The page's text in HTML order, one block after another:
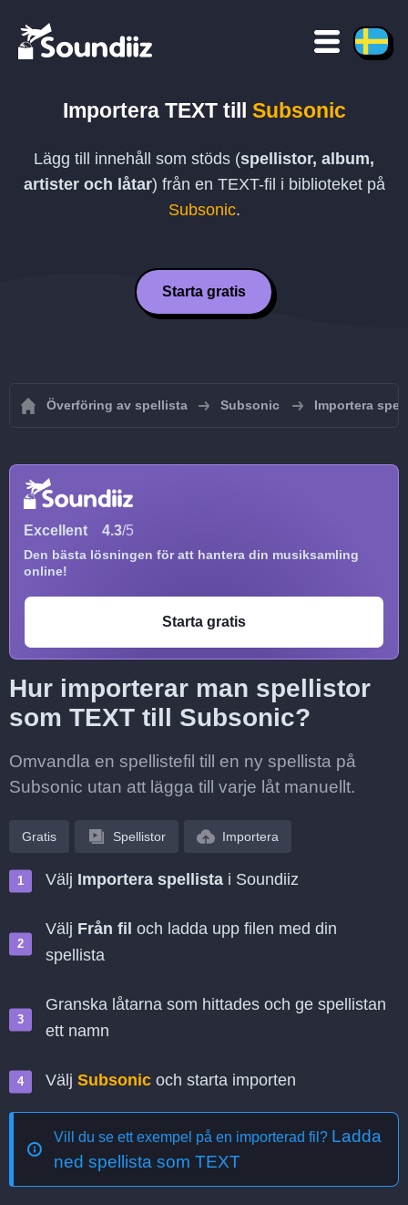
Importera TEXTtill Subsonic
Lägg till innehåll som stöds (spellistor, album,
artister och låtar) från en TEXT-fil i biblioteket på
Subsonic.
Starta gratis
Överföring av spellista Subsonic Importera
Excellent 4.3/5
Den bästa lösningen för att hantera din musiksamling
online!
Starta gratis
Hur importerar man spellistor
som TEXT till Subsonic?
Omvandla en spellistefil till en ny spellista på
Subsonic utan att lägga till varje låt manuellt.
Gratis Spellistor Importera
Välj Importera spellista i Soundiiz
Välj Från fil och ladda upp filen med din
spellista
Granska låtarna som hittades och ge spellistan
ett namn
Välj Subsonic och starta importen
Vill du se ett exempel på en importerad fil? Ladda
ned spellista som TEXT